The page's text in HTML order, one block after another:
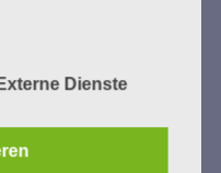
identifizierte
Daten von dem
Dienste